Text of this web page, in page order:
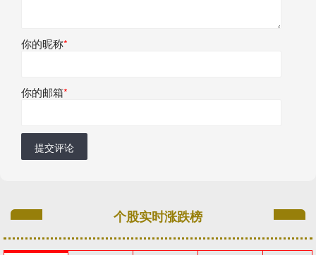
你的昵称*
你的邮箱*
提交评论
个股实时涨跌榜